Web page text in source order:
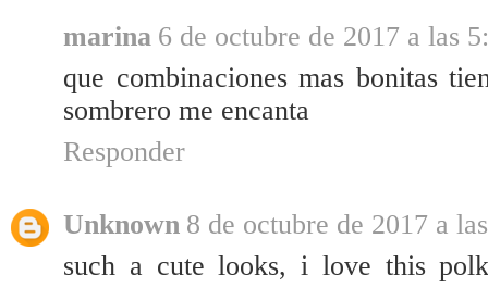
marina 6 de octubre de 2017 a las
que combinaciones mas bonitas
sombrero me encanta
Responder
Unknown 8 de octubre de 2017 a
such a cute looks, i love this